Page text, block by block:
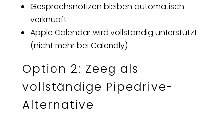
Gesprächsnotizen bleiben automatisch
verknüpft
Apple Calendar wird vollständig unterstützt
(nicht mehr bei Calendly)
Option 2: Zeeg als
vollständige Pipedrive-
Alternative